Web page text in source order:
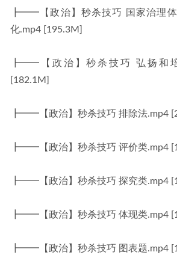
┣━━【政治】秒杀技巧 国家治理
化.mp4 [195.3M]
┣━━【政治】秒杀技巧 弘扬和
[182.1M]
┣━━【政治】秒杀技巧 排除法.mp4
┣━━【政治】秒杀技巧 评价类.mp4
┣━━【政治】秒杀技巧 探究类.mp4
┣━━【政治】秒杀技巧 体现类.mp4
┣━━【政治】秒杀技巧 图表题.mp4